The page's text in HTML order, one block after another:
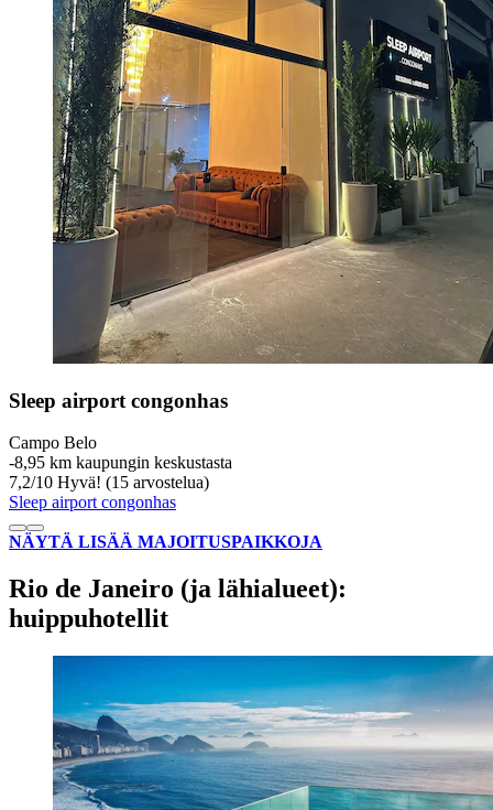
Sleep airport congonhas
Campo Belo
‐8,95 km kaupungin keskustasta
7,2/10 Hyvä! (15 arvostelua)
Sleep airport congonhas
NÄYTÄ LISÄÄ MAJOITUSPAIKKOJA
Rio de Janeiro (ja lähialueet):
huippuhotellit